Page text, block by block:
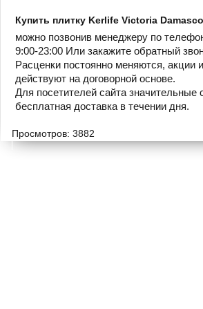
Купить плитку Kerlife Victoria
можно позвонив менеджеру по
9:00-23:00 Или закажите обратный
Расценки постоянно меняются, акции
действуют на договорной основе.
Для посетителей сайта значительные
бесплатная доставка в течении дня.
Просмотров: 3882